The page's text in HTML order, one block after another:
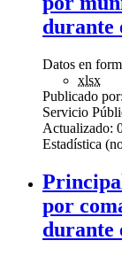
durante
Datos en
xlsx
Publicado por:
Servicio
Actualizado:
Estadística
por
durante